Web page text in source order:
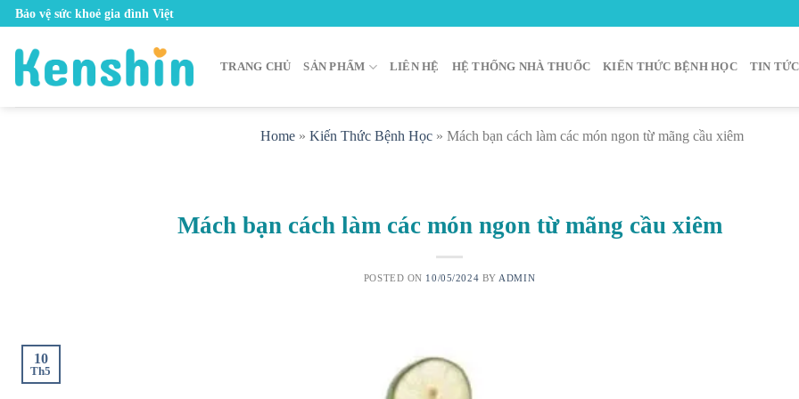
Skip
content
Bảo vệ sức khoẻ gia đình Việt
TRANG CHỦ SẢN PHẨM LIÊN HỆ HỆ THỐNG NHÀ THUỐC KIẾN THỨC BỆNH HỌC TIN TỨC
Home » Kiến Thức Bệnh Học » Mách bạn cách làm các món ngon từ mãng cầu xiêm
Mách bạn cách làm các món ngon từ mãng cầu xiêm
POSTED ON 10/05/2024 BY ADMIN
10
Th5